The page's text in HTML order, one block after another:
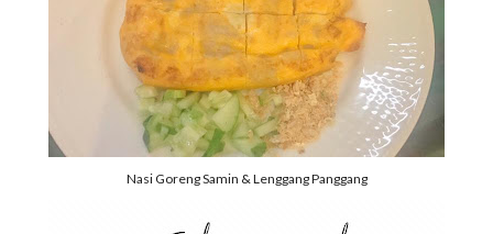
Nasi Goreng Samin & Lenggang Panggang